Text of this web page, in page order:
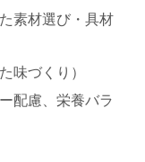
素材選び・具材
味づくり）
配慮、栄養バラ